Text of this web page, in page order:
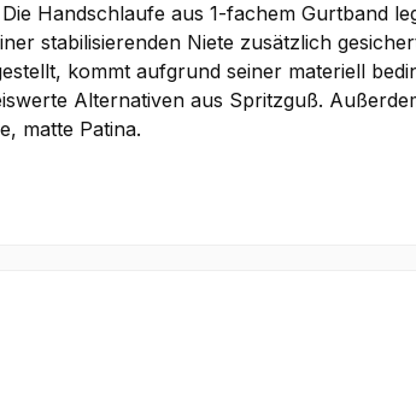
Handschlaufe aus 1-fachem Gurtband
stabilisierenden Niete zusätzlich
kommt aufgrund seiner materiell
Alternativen aus Spritzguß.
matte Patina.